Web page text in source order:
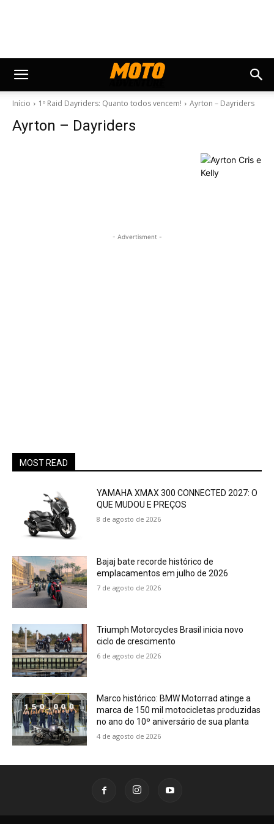
Início 1º Raid Dayriders: Quanto todos vencem! Ayrton – Dayriders
Ayrton – Dayriders
- Advertisment -
MOST READ
YAMAHA XMAX 300 CONNECTED 2027: O
QUE MUDOU E PREÇOS
8 de agosto de 2026
Bajaj bate recorde histórico de
emplacamentos em julho de 2026
7 de agosto de 2026
Triumph Motorcycles Brasil inicia novo
ciclo de crescimento
6 de agosto de 2026
Marco histórico: BMW Motorrad atinge a
marca de 150 mil motocicletas produzidas
no ano do 10º aniversário de sua planta
4 de agosto de 2026